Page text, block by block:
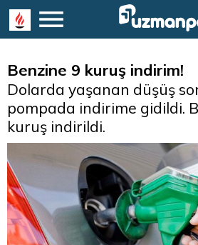
Benzine 9 kuruş indirim!
Dolarda yaşanan düşüş
pompada indirime gidildi.
kuruş indirildi.